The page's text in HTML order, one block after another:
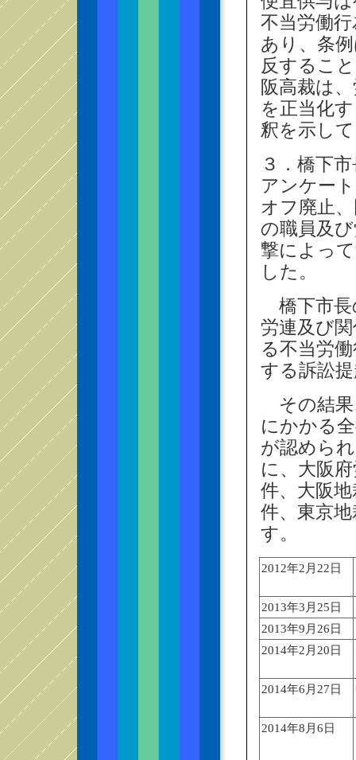
不当労働
あり、条
反するこ
阪高裁は
を正当化
釈を示し
３．橋下
アンケー
オフ廃止
の職員及
撃によっ
した。
橋下市長
労連及び
る不当労
する訴訟
その結果
にかかる
が認めら
に、大阪
件、大阪
件、東京
す。
2012年2月22日
2013年3月25日
2013年9月26日
2014年2月20日
2014年6月27日
2014年8月6日